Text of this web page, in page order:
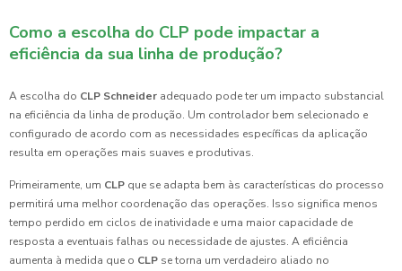
Como a escolha do CLP pode impactar a
eficiência da sua linha de produção?
A escolha do CLP Schneider adequado pode ter um impacto substancial
na eficiência da linha de produção. Um controlador bem selecionado e
configurado de acordo com as necessidades específicas da aplicação
resulta em operações mais suaves e produtivas.
Primeiramente, um CLP que se adapta bem às características do processo
permitirá uma melhor coordenação das operações. Isso significa menos
tempo perdido em ciclos de inatividade e uma maior capacidade de
resposta a eventuais falhas ou necessidade de ajustes. A eficiência
aumenta à medida que o CLP se torna um verdadeiro aliado no